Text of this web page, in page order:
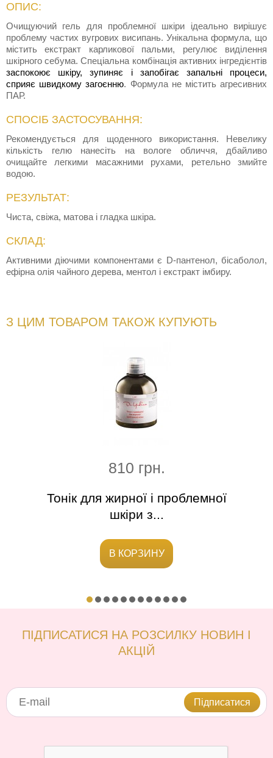
ОПИС:
Очищуючий гель для проблемної шкіри ідеально вирішує
проблему частих вугрових висипань. Унікальна формула, що
містить екстракт карликової пальми, регулює виділення
шкірного себума. Спеціальна комбінація активних інгредієнтів
заспокоює шкіру, зупиняє і запобігає запальні процеси,
сприяє швидкому загоєнню. Формула не містить агресивних
ПАР.
СПОСІБ ЗАСТОСУВАННЯ:
Рекомендується для щоденного використання. Невелику
кількість гелю нанесіть на вологе обличчя, дбайливо
очищайте легкими масажними рухами, ретельно змийте
водою.
РЕЗУЛЬТАТ:
Чиста, свіжа, матова і гладка шкіра.
СКЛАД:
Активними діючими компонентами є D-пантенол, бісаболол,
ефірна олія чайного дерева, ментол і екстракт імбиру.
З ЦИМ ТОВАРОМ ТАКОЖ КУПУЮТЬ
810 грн.
Тонік для жирної і проблемної
шкіри з...
В КОРЗИНУ
ПІДПИСАТИСЯ НА РОЗСИЛКУ НОВИН І
АКЦІЙ
Підписатися